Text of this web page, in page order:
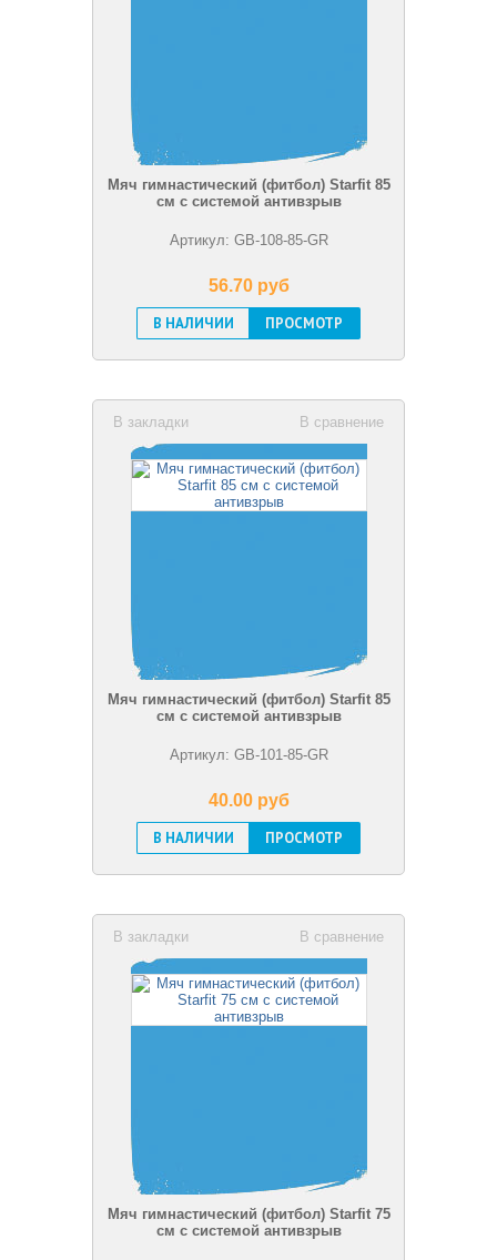
Мяч гимнастический (фитбол) Starfit 85
см с системой антивзрыв
Артикул: GB-108-85-GR
56.70 pуб
В НАЛИЧИИ
ПРОСМОТР
В сравнение
В закладки
Мяч гимнастический (фитбол) Starfit 85
см с системой антивзрыв
Артикул: GB-101-85-GR
40.00 pуб
В НАЛИЧИИ
ПРОСМОТР
В сравнение
В закладки
Мяч гимнастический (фитбол) Starfit 75
см с системой антивзрыв